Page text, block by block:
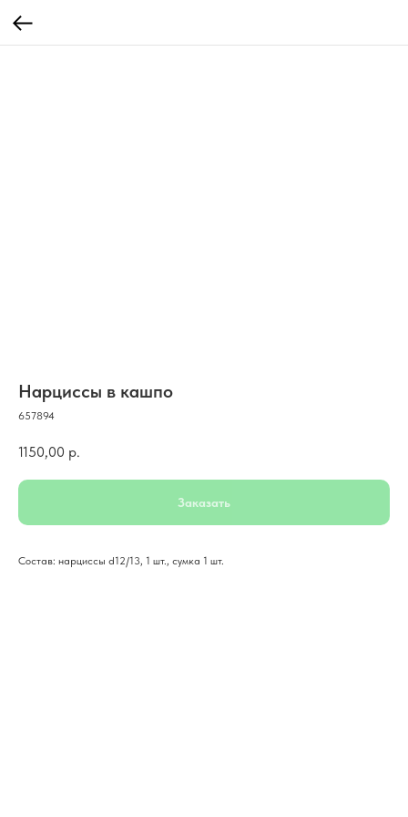
Нарциссы в кашпо
657894
1150,00 р.
Заказать
Состав: нарциссы d12/13, 1 шт., сумка 1 шт.